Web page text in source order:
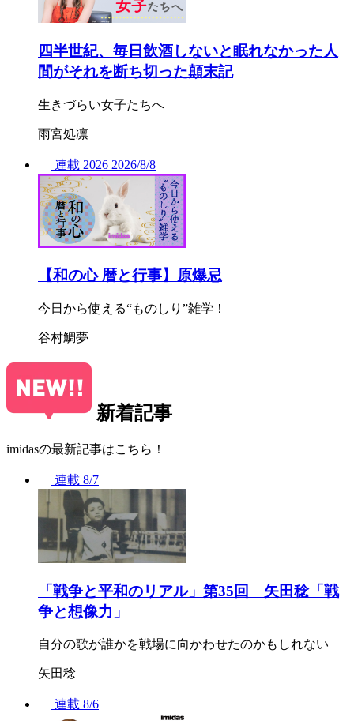
四半世紀、毎日飲酒しないと眠れなかった人
間がそれを断ち切った顛末記
生きづらい女子たちへ
雨宮処凛
連載 2026 2026/8/8
【和の心 暦と行事】原爆忌
今日から使える“ものしり”雑学！
谷村鯛夢
新着記事
imidasの最新記事はこちら！
連載 8/7
「戦争と平和のリアル」第35回 矢田稔「戦
争と想像力」
自分の歌が誰かを戦場に向かわせたのかもしれない
矢田稔
連載 8/6